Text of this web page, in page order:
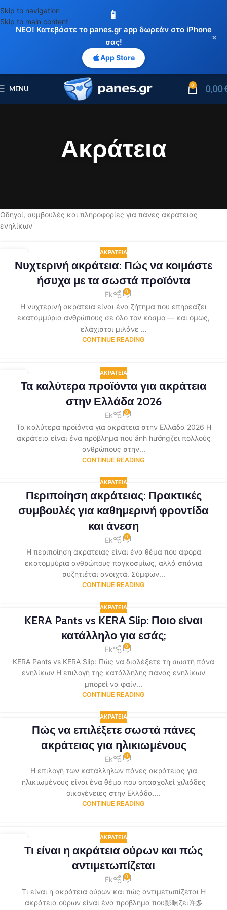
📱
ΝΕΟ! Κατεβάστε το panes.gr app δωρεάν στο iPhone
σας!
App Store
×
Skip to navigation
Skip to main content
MENU 0 0,00
Ακράτεια
Οδηγοί, συμβουλές και πληροφορίες για πάνες ακράτειας
ενηλίκων
12
ΜΆΙ
ΑΚΡΆΤΕΙΑ
Νυχτερινή ακράτεια: Πώς να κοιμάστε
ήσυχα με τα σωστά προϊόντα
Ek 0
Η νυχτερινή ακράτεια είναι ένα ζήτημα που επηρεάζει
εκατομμύρια ανθρώπους σε όλο τον κόσμο — και όμως,
ελάχιστοι μιλάνε ...
CONTINUE READING
ΑΚΡΆΤΕΙΑ
Τα καλύτερα προϊόντα για ακράτεια
στην Ελλάδα 2026
Ek 0
Τα καλύτερα προϊόντα για ακράτεια στην Ελλάδα 2026 Η
ακράτεια είναι ένα πρόβλημα που ảnh hưởngζει πολλούς
ανθρώπους στην...
CONTINUE READING
ΑΚΡΆΤΕΙΑ
Περιποίηση ακράτειας: Πρακτικές
συμβουλές για καθημερινή φροντίδα
και άνεση
Ek 0
Η περιποίηση ακράτειας είναι ένα θέμα που αφορά
εκατομμύρια ανθρώπους παγκοσμίως, αλλά σπάνια
συζητιέται ανοιχτά. Σύμφων...
CONTINUE READING
ΑΚΡΆΤΕΙΑ
KERA Pants vs KERA Slip: Ποιο είναι
κατάλληλο για εσάς;
Ek 0
KERA Pants vs KERA Slip: Πώς να διαλέξετε τη σωστή πάνα
ενηλίκων Η επιλογή της κατάλληλης πάνας ενηλίκων
μπορεί να φαίν...
CONTINUE READING
ΑΚΡΆΤΕΙΑ
Πώς να επιλέξετε σωστά πάνες
ακράτειας για ηλικιωμένους
Ek 0
Η επιλογή των κατάλληλων πάνες ακράτειας για
ηλικιωμένους είναι ένα θέμα που απασχολεί χιλιάδες
οικογένειες στην Ελλάδα....
CONTINUE READING
ΑΚΡΆΤΕΙΑ
Τι είναι η ακράτεια ούρων και πώς
αντιμετωπίζεται
Ek 0
Τι είναι η ακράτεια ούρων και πώς αντιμετωπίζεται Η
ακράτεια ούρων είναι ένα πρόβλημα που影响ζει许多